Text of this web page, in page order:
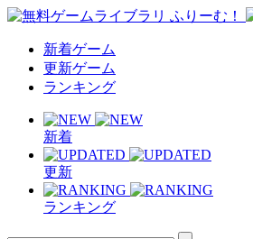
新着ゲーム
更新ゲーム
ランキング
新着
更新
ランキング